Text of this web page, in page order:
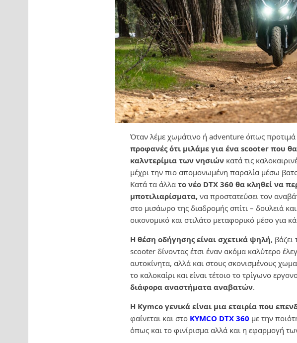
Όταν λέμε χωμάτινο ή adventure όπως
προφανές ότι μιλάμε για ένα scooter που
καλντερίμια των νησιών κατά τις
μέχρι την πιο απομονωμένη παραλία μέσω
Κατά τα άλλα το νέο DTX 360 θα κληθεί να
μποτιλιαρίσματα, να προστατεύσει τον
στο μισάωρο της διαδρομής σπίτι – δουλειά
οικονομικό και στιλάτο μεταφορικό μέσο για
Η θέση οδήγησης είναι σχετικά ψηλή,
scooter δίνοντας έτσι έναν ακόμα καλύτερο
αυτοκίνητα, αλλά και στους σκονισμένους
το καλοκαίρι και είναι τέτοιο το τρίγωνο
διάφορα αναστήματα αναβατών.
Η Kymco γενικά είναι μια εταιρία που
φαίνεται και στο KYMCO DTX 360 με την
όπως και το φινίρισμα αλλά και η εφαρμογή